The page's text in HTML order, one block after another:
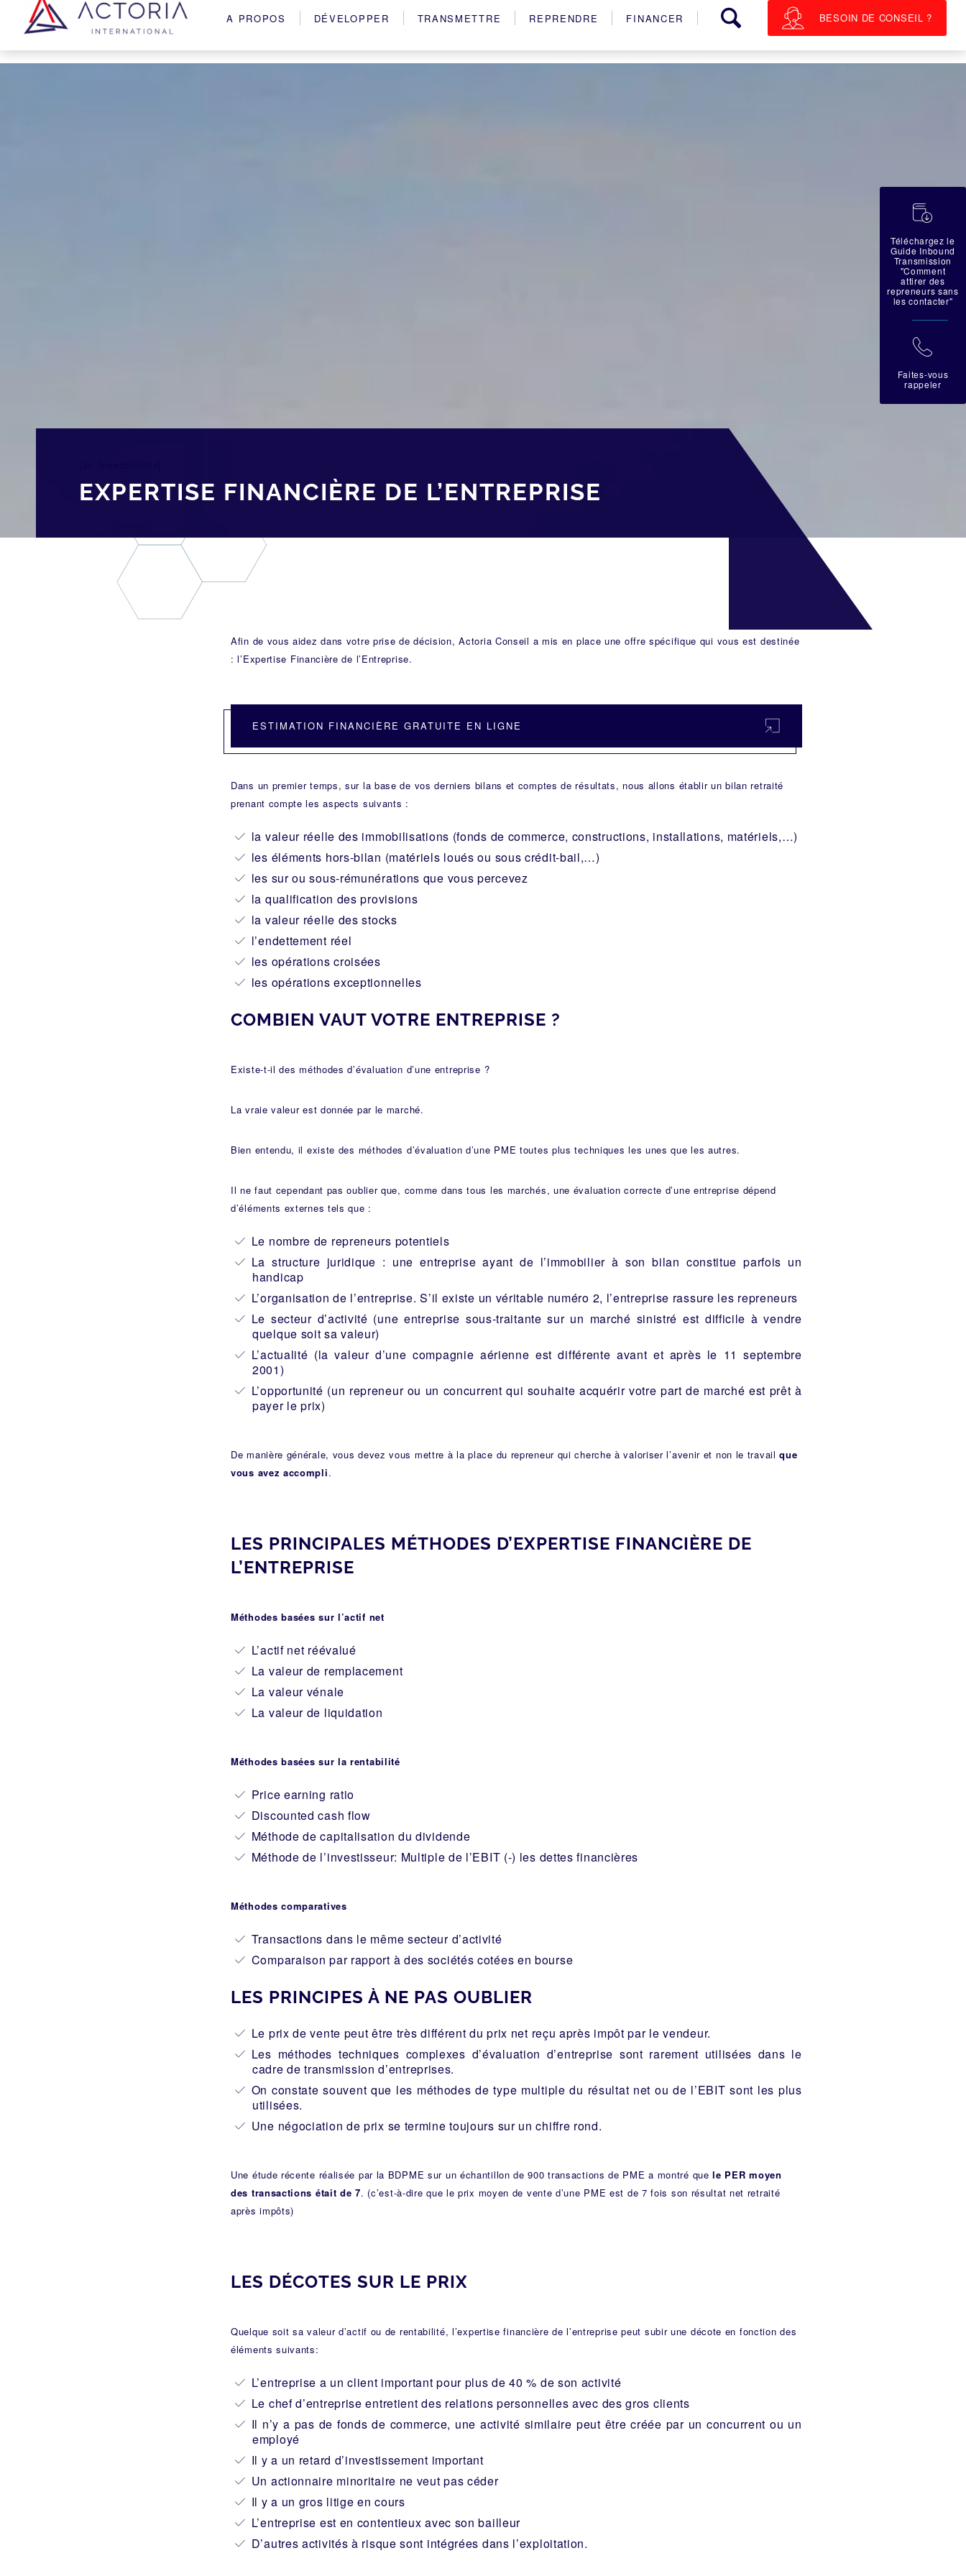
A PROPOS DÉVELOPPER TRANSMETTRE REPRENDRE FINANCER BESOIN DE CONSEIL ?
EXPERTISE FINANCIÈRE DE L’ENTREPRISE
Afin de vous aidez dans votre prise de décision, Actoria Conseil a mis en place une offre spécifique qui vous est destinée
: l’Expertise Financière de l’Entreprise.
ESTIMATION FINANCIÈRE GRATUITE EN LIGNE
Dans un premier temps, sur la base de vos derniers bilans et comptes de résultats, nous allons établir un bilan retraité
prenant compte les aspects suivants :
la valeur réelle des immobilisations (fonds de commerce, constructions, installations, matériels,…)
les éléments hors-bilan (matériels loués ou sous crédit-bail,…)
les sur ou sous-rémunérations que vous percevez
la qualification des provisions
la valeur réelle des stocks
l’endettement réel
les opérations croisées
les opérations exceptionnelles
COMBIEN VAUT VOTRE ENTREPRISE ?
Existe-t-il des méthodes d’évaluation d’une entreprise ?
La vraie valeur est donnée par le marché.
Bien entendu, il existe des méthodes d’évaluation d’une PME toutes plus techniques les unes que les autres.
Il ne faut cependant pas oublier que, comme dans tous les marchés, une évaluation correcte d’une entreprise dépend
d’éléments externes tels que :
Le nombre de repreneurs potentiels
La structure juridique : une entreprise ayant de l’immobilier à son bilan constitue parfois un
handicap
L’organisation de l’entreprise. S’il existe un véritable numéro 2, l’entreprise rassure les repreneurs
Le secteur d’activité (une entreprise sous-traitante sur un marché sinistré est difficile à vendre
quelque soit sa valeur)
L’actualité (la valeur d’une compagnie aérienne est différente avant et après le 11 septembre
2001)
L’opportunité (un repreneur ou un concurrent qui souhaite acquérir votre part de marché est prêt à
payer le prix)
De manière générale, vous devez vous mettre à la place du repreneur qui cherche à valoriser l’avenir et non le travailque
vous avez accompli.
LES PRINCIPALES MÉTHODES D’EXPERTISE FINANCIÈRE DE
L’ENTREPRISE
Méthodes basées sur l’actif net
L’actif net réévalué
La valeur de remplacement
La valeur vénale
La valeur de liquidation
Méthodes basées sur la rentabilité
Price earning ratio
Discounted cash flow
Méthode de capitalisation du dividende
Méthode de l’investisseur: Multiple de l’EBIT (-) les dettes financières
Méthodes comparatives
Transactions dans le même secteur d’activité
Comparaison par rapport à des sociétés cotées en bourse
LES PRINCIPES À NE PAS OUBLIER
Le prix de vente peut être très différent du prix net reçu après impôt par le vendeur.
Les méthodes techniques complexes d’évaluation d’entreprise sont rarement utilisées dans le
cadre de transmission d’entreprises.
On constate souvent que les méthodes de type multiple du résultat net ou de l’EBIT sont les plus
utilisées.
Une négociation de prix se termine toujours sur un chiffre rond.
Une étude récente réalisée par la BDPME sur un échantillon de 900 transactions de PME a montré quele PER moyen
des transactions était de 7. (c’est-à-dire que le prix moyen de vente d’une PME est de 7 fois son résultat net retraité
après impôts)
LES DÉCOTES SUR LE PRIX
Quelque soit sa valeur d’actif ou de rentabilité, l’expertise financière de l’entreprise peut subir une décote en fonction des
éléments suivants:
L’entreprise a un client important pour plus de 40 % de son activité
Le chef d’entreprise entretient des relations personnelles avec des gros clients
Il n’y a pas de fonds de commerce, une activité similaire peut être créée par un concurrent ou un
employé
Il y a un retard d’investissement important
Un actionnaire minoritaire ne veut pas céder
Il y a un gros litige en cours
L’entreprise est en contentieux avec son bailleur
D’autres activités à risque sont intégrées dans l’exploitation.
蠟
Téléchargez le
Guide Inbound
Transmission
"Comment
attirer des
repreneurs sans
les contacter"
拉
Faites-vous
rappeler